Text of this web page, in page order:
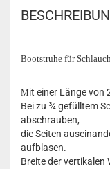
Bootstruhe für
Mit einer Länge von
Bei zu ¾ gefülltem
abschrauben,
die Seiten
aufblasen.
Breite der vertikalen